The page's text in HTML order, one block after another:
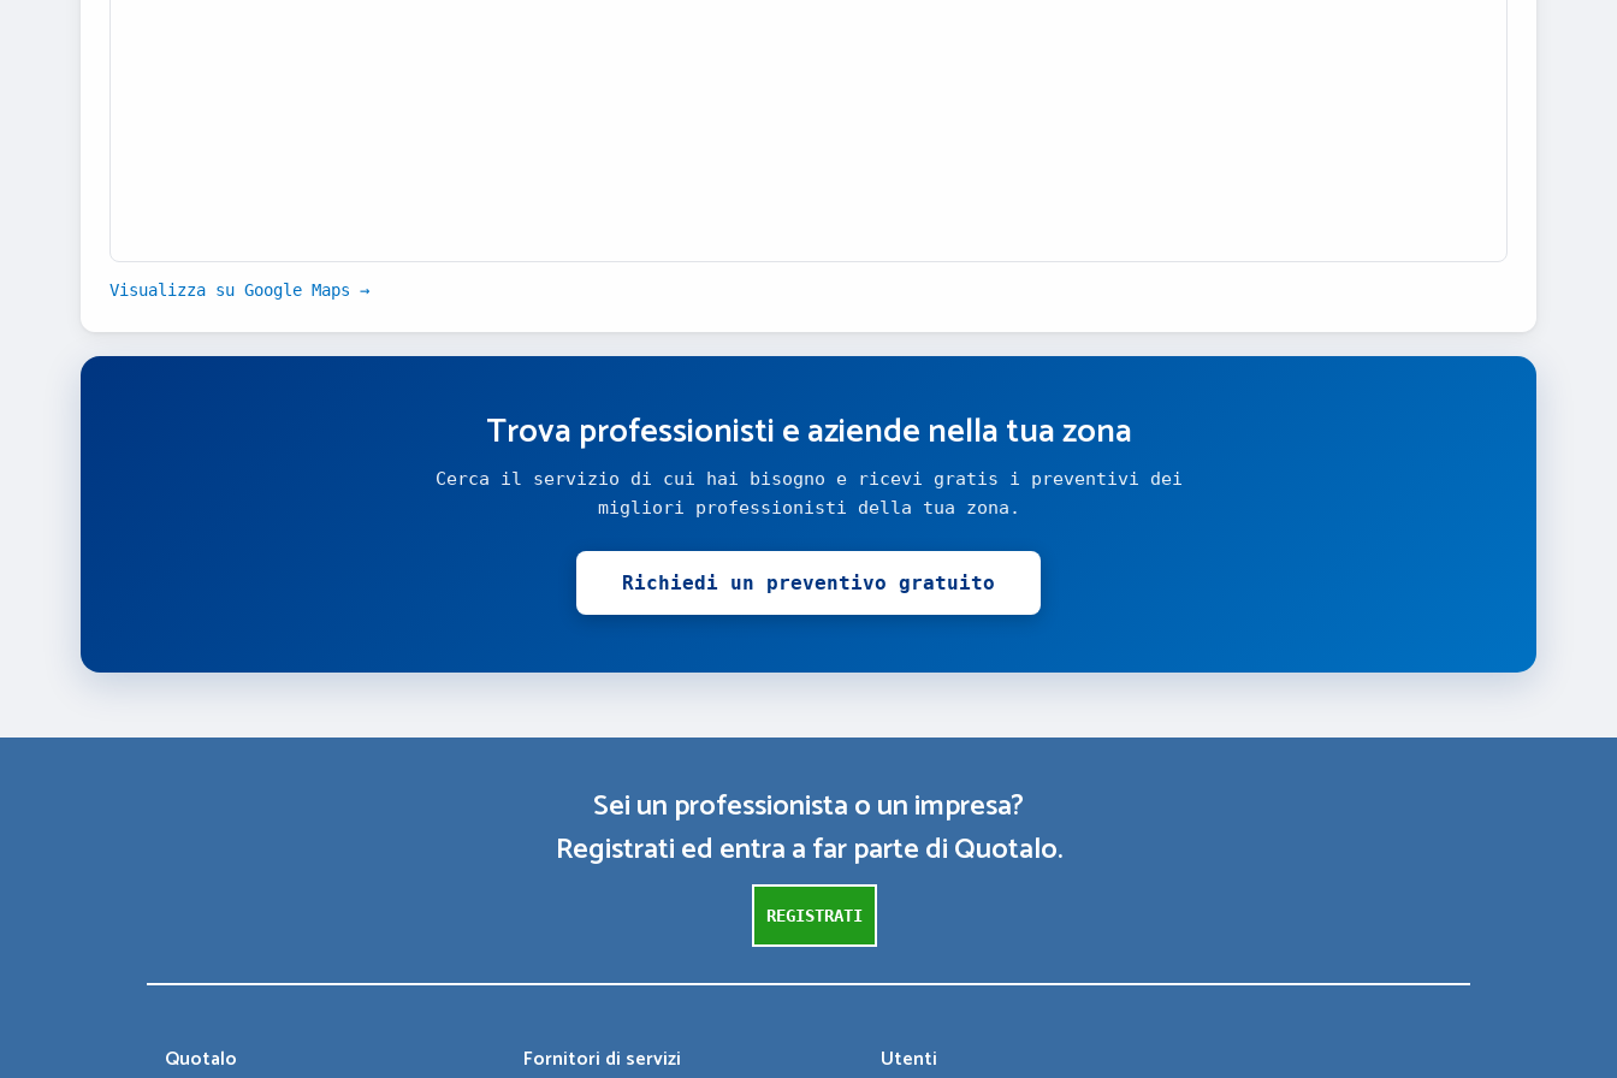
Visualizza su Google Maps →
Trova professionisti e aziende nella tua zona
Cerca il servizio di cui hai bisogno e ricevi gratis i preventivi dei
migliori professionisti della tua zona.
Richiedi un preventivo gratuito
Sei un professionista o un impresa?
Registrati ed entra a far parte di Quotalo.
REGISTRATI
Quotalo Fornitori di servizi Utenti